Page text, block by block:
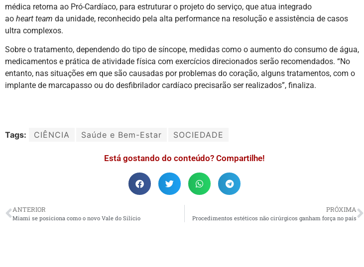
médica retorna ao Pró-Cardíaco, para estruturar o projeto do serviço, que atua integrado
ao heart team da unidade, reconhecido pela alta performance na resolução e assistência de casos
ultra complexos.
Sobre o tratamento, dependendo do tipo de síncope, medidas como o aumento do consumo de água,
medicamentos e prática de atividade física com exercícios direcionados serão recomendados. “No
entanto, nas situações em que são causadas por problemas do coração, alguns tratamentos, com o
implante de marcapasso ou do desfibrilador cardíaco precisarão ser realizados”, finaliza.
Tags: CIÊNCIA Saúde e Bem-Estar SOCIEDADE
Está gostando do conteúdo? Compartilhe!
ANTERIOR
Miami se posiciona como o novo Vale do Silício
PRÓXIMA
Procedimentos estéticos não cirúrgicos ganham força no país